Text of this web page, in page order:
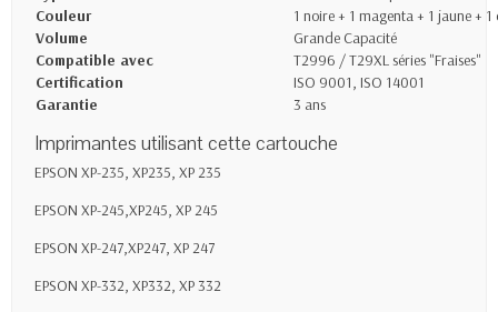
Couleur
1 noire + 1 magenta + 1 jaune + 1
Volume
Grande Capacité
Compatible avec
T2996 / T29XL séries "Fraises"
Certification
ISO 9001, ISO 14001
Garantie
3 ans
Imprimantes utilisant cette cartouche
EPSON XP-235, XP235, XP 235
EPSON XP-245,XP245, XP 245
EPSON XP-247,XP247, XP 247
EPSON XP-332, XP332, XP 332